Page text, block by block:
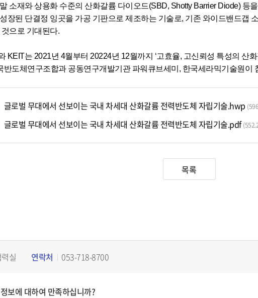
소재와 상용화 수준의 산화갈륨 다이오드(SBD, Shotty Barrier Diode) 등
장된 단결정 잉곳을 가공 기판으로 제조하는 기술로, 기존 와이드밴드갭
으로 기대된다.
KEIT는 2021년 4월부터 20224년 12월까지 ‘고효율, 고신뢰성 특성의 산
반도체연구조합과 공동연구개발기관 파워큐브세미, 한국세라믹기술원이
글로벌 무대에서 선보이는 국내 차세대 산화갈륨 전력반도체 자립기술.hwp
글로벌 무대에서 선보이는 국내 차세대 산화갈륨 전력반도체 자립기술.pdf
목록
실 연락처 053-718-8700
보에 대하여 만족하십니까?